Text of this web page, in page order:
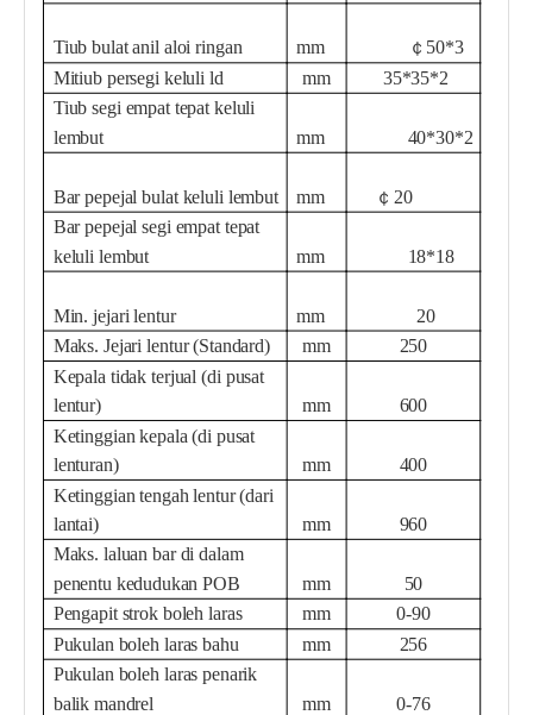
Tiub bulat anil aloi ringan mm ￠50*3
Mitiub persegi keluli ld mm 35*35*2
Tiub segi empat tepat keluli
lembut
mm 40*30*2
Bar pepejal bulat keluli lembut mm ￠20
Bar pepejal segi empat tepat
keluli lembut
mm 18*18
Min. jejari lentur mm 20
Maks. Jejari lentur (Standard) mm 250
Kepala tidak terjual (di pusat
lentur)
mm
600
Ketinggian kepala (di pusat
lenturan)
mm 400
Ketinggian tengah lentur (dari
lantai) mm
960
Maks. laluan bar di dalam
penentu kedudukan POB
mm
50
Pengapit strok boleh laras
mm 0-90
Pukulan boleh laras bahu mm 256
Pukulan boleh laras penarik
balik mandrel mm 0-76